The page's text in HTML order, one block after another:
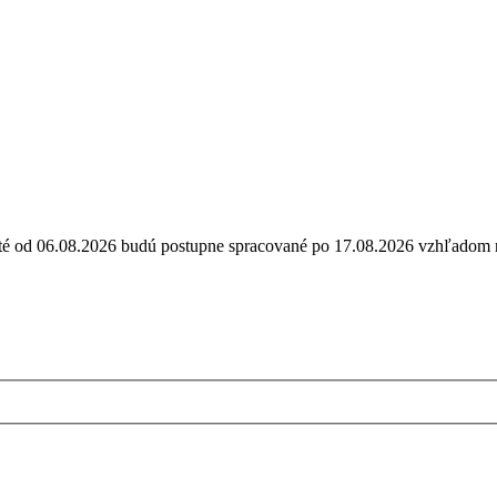
06.08.2026 budú postupne spracované po 17.08.2026